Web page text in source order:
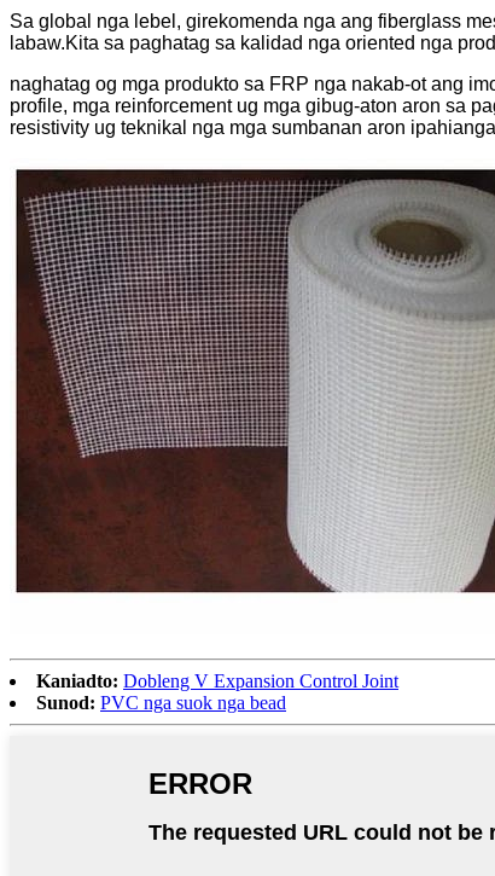
Sa global nga lebel, girekomenda nga ang fiberglass
labaw.Kita sa paghatag sa kalidad nga oriented nga
naghatag og mga produkto sa FRP nga nakab-ot ang
profile, mga reinforcement ug mga gibug-aton aron sa
resistivity ug teknikal nga mga sumbanan aron
Kaniadto: Dobleng V Expansion Control Joint
Sunod: PVC nga suok nga bead